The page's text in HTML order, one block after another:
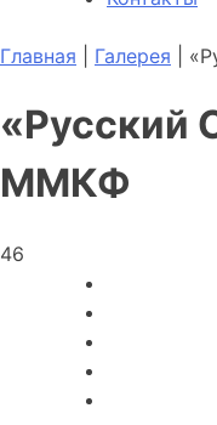
Главная Галерея |
«Русский
ММКФ
46